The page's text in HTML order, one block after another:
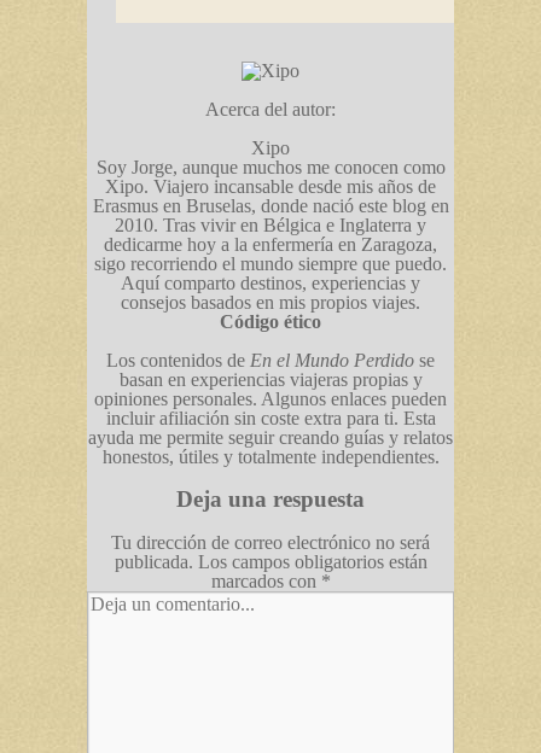
Acerca del autor:
Xipo
Soy Jorge, aunque muchos me conocen como
Xipo. Viajero incansable desde mis años de
Erasmus en Bruselas, donde nació este blog en
2010. Tras vivir en Bélgica e Inglaterra y
dedicarme hoy a la enfermería en Zaragoza,
sigo recorriendo el mundo siempre que puedo.
Aquí comparto destinos, experiencias y
consejos basados en mis propios viajes.
Código ético
Los contenidos de En el Mundo Perdido se
basan en experiencias viajeras propias y
opiniones personales. Algunos enlaces pueden
incluir afiliación sin coste extra para ti. Esta
ayuda me permite seguir creando guías y relatos
honestos, útiles y totalmente independientes.
Deja una respuesta
Tu dirección de correo electrónico no será
publicada. Los campos obligatorios están
marcados con *